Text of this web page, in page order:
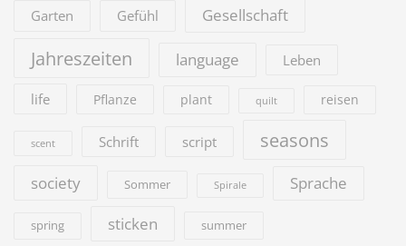
Garten Gefühl Gesellschaft
Jahreszeiten language Leben
life Pflanze plant quilt reisen
scent Schrift script seasons
society Sommer Spirale Sprache
spring sticken summer